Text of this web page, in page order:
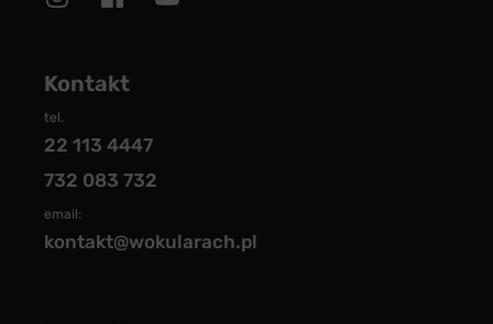
Kontakt
tel.
22 113 4447
732 083 732
email:
kontakt@wokularach.pl